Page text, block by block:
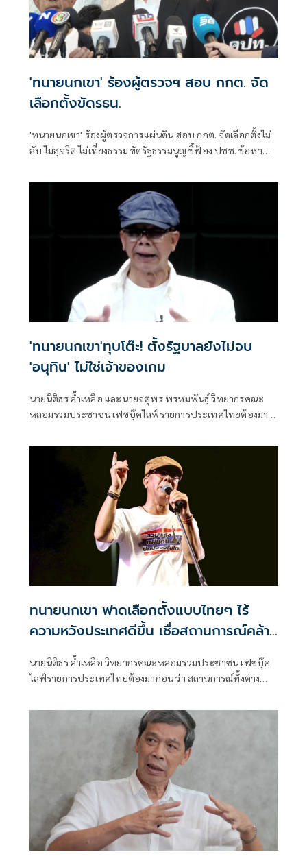
'ทนายนกเขา' ร้องผู้ตรวจฯ สอบ กกต. จัด
เลือกตั้งขัดรธน.
'ทนายนกเขา' ร้องผู้ตรวจการแผ่นดิน สอบ กกต. จัดเลือกตั้งไม่
ลับ ไม่สุจริต ไม่เที่ยงธรรม ขัดรัฐธรรมนูญ ขี้ฟ้อง ปชช. ข้อหา
'ทนายนกเขา'ทุบโต๊ะ! ตั้งรัฐบาลยังไม่จบ
'อนุทิน' ไม่ใช่เจ้าของเกม
นายนิติธร ล้ำเหลือ และนายจตุพร พรหมพันธุ์ วิทยากรคณะ
หลอมรวมประชาชน เฟซบุ๊คไลฟ์รายการประเทศไทยต้องมา
ทนายนกเขา ฟาดเลือกตั้งแบบไทยๆ ไร้
ความหวังประเทศดีขึ้น เชื่อสถานการณ์คล้าย
เวเนซุเอลา
นายนิติธร ล้ำเหลือ วิทยากรคณะหลอมรวมประชาชน เฟซบุ๊ค
ไลฟ์รายการประเทศไทยต้องมาก่อน ว่า สถานการณ์ทั้งต่าง
หนัก ดังนั้น ประเทศจะรอดพันภัยได้ย่อมอยู่ที่พลังของฝ่าย
ประชาชน เพราะโอกาสฝากความหวังไว้ที่นักการเมืองและการ
เลือกตั้ง 8 ก.พ. 2569 คงเป็นไปได้ยากมาก